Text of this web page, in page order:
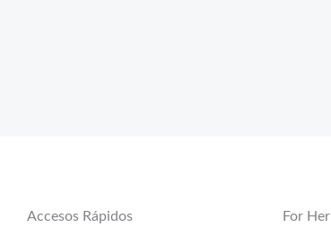
Accesos Rápidos For Her